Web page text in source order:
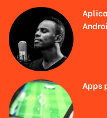
Apps